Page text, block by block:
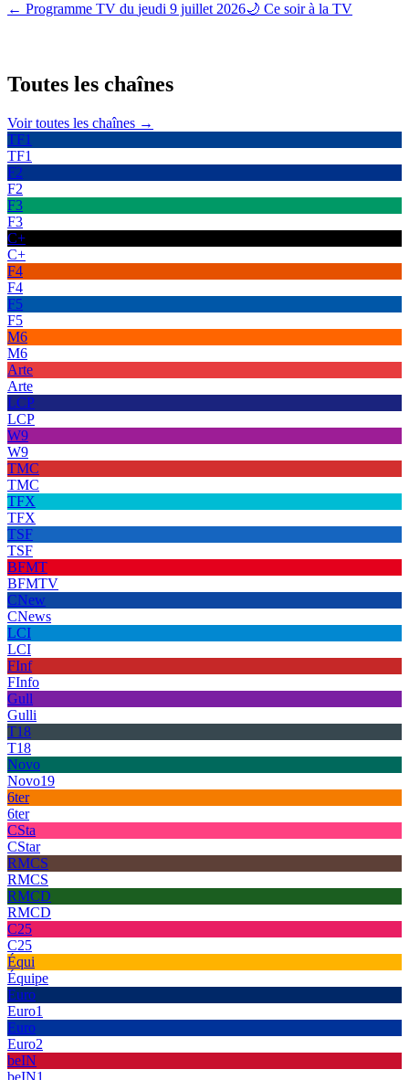
← Programme TV du jeudi 9 juillet 2026🌙 Ce soir à la TV
Toutes les chaînes
Voir toutes les chaînes →
TF1
TF1
F2
F2
F3
F3
C+
C+
F4
F4
F5
F5
M6
M6
Arte
Arte
LCP
LCP
W9
W9
TMC
TMC
TFX
TFX
TSF
TSF
BFMT
BFMTV
CNew
CNews
LCI
LCI
FInf
FInfo
Gull
Gulli
T18
T18
Novo
Novo19
6ter
6ter
CSta
CStar
RMCS
RMCS
RMCD
RMCD
C25
C25
Équi
Équipe
Euro
Euro1
Euro
Euro2
beIN